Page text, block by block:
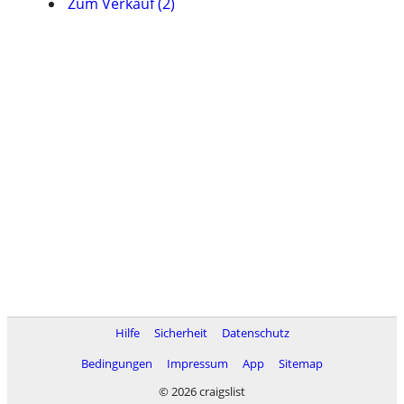
Hilfe Sicherheit
Datenschutz
Bedingungen
Impressum App
Sitemap
© 2026 craigslist